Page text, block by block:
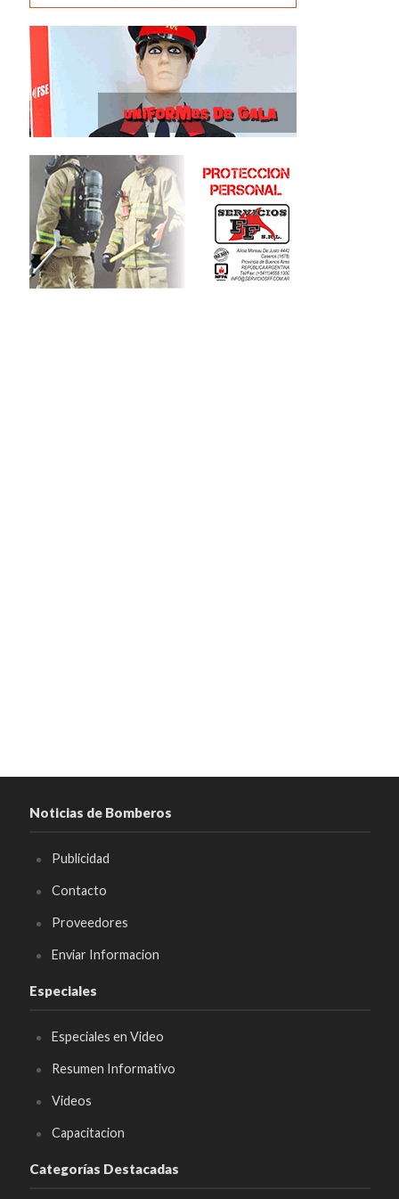
Noticias de Bomberos
Publicidad
Contacto
Proveedores
Enviar Informacion
Especiales
Especiales en Video
Resumen Informativo
Videos
Capacitacion
Categorías Destacadas